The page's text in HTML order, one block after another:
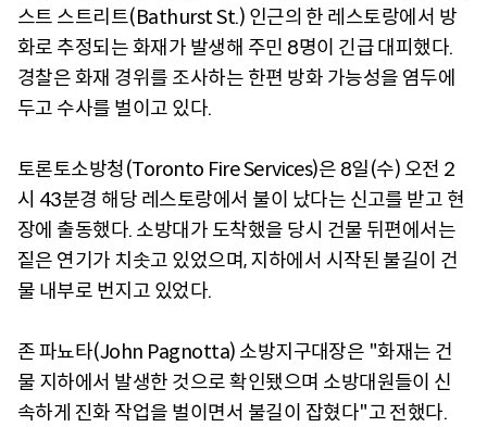
스트 스트리트(Bathurst St.) 인근의 한 레스토랑에서 방
화로 추정되는 화재가 발생해 주민 8명이 긴급 대피했다.
경찰은 화재 경위를 조사하는 한편 방화 가능성을 염두에
두고 수사를 벌이고 있다.
토론토소방청(Toronto Fire Services)은 8일(수) 오전 2
시 43분경 해당 레스토랑에서 불이 났다는 신고를 받고 현
장에 출동했다. 소방대가 도착했을 당시 건물 뒤편에서는
짙은 연기가 치솟고 있었으며, 지하에서 시작된 불길이 건
물 내부로 번지고 있었다.
존 파뇨타(John Pagnotta) 소방지구대장은 "화재는 건
물 지하에서 발생한 것으로 확인됐으며 소방대원들이 신
속하게 진화 작업을 벌이면서 불길이 잡혔다"고 전했다.